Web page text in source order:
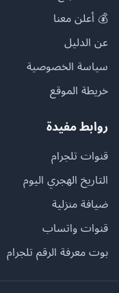
💰 أعلن معنا
عن الدليل
سياسة الخصوصية
خريطة الموقع
روابط مفيدة
قنوات تلجرام
التاريخ الهجري اليوم
ضيافة منزلية
قنوات واتساب
بوت معرفة الرقم تلجرام